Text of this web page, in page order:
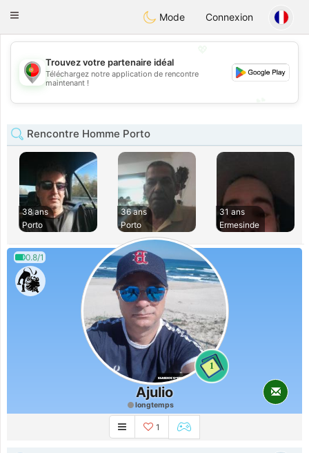
namoro Portugues
Toggle
Mode Connexion
💖
💕
Trouvez votre partenaire idéal
Téléchargez notre application de rencontre
maintenant !
Rencontre Homme Porto
38 ans
Porto
36 ans
Porto
31 ans
Ermesinde
0.8/1
1
Ajulio
longtemps
1